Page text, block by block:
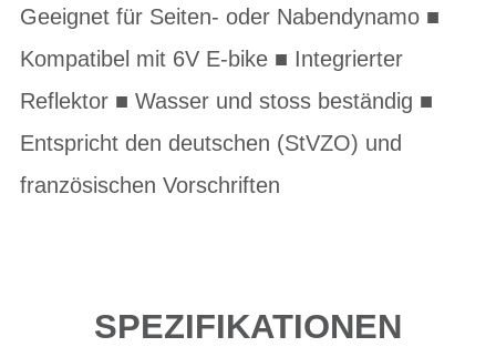
Geeignet für Seiten- oder Nabendynamo ■
Kompatibel mit 6V E-bike ■ Integrierter
Reflektor ■ Wasser und stoss beständig ■
Entspricht den deutschen (StVZO) und
französischen Vorschriften
SPEZIFIKATIONEN